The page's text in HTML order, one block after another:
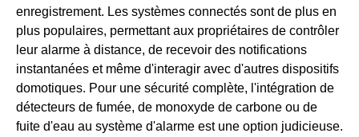
enregistrement. Les systèmes connectés sont de plus en
plus populaires, permettant aux propriétaires de contrôler
leur alarme à distance, de recevoir des notifications
instantanées et même d'interagir avec d'autres dispositifs
domotiques. Pour une sécurité complète, l'intégration de
détecteurs de fumée, de monoxyde de carbone ou de
fuite d'eau au système d'alarme est une option judicieuse.